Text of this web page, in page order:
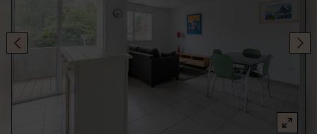
Je vends